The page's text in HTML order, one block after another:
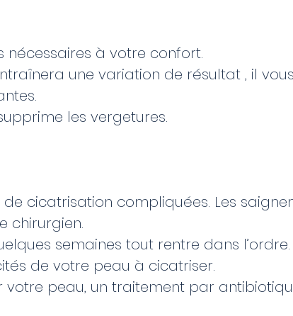
nécessaires à votre confort.
une variation de résultat , il
les vergetures.
cicatrisation compliquées. Les
chirurgien.
semaines tout rentre dans
de votre peau à cicatriser.
peau, un traitement par